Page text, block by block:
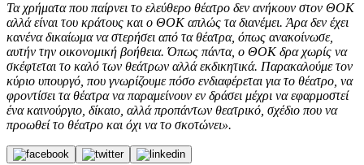
Τα χρήματα που παίρνει το ελεύθερο θέατρο δεν ανήκουν στον ΘΟΚ
αλλά είναι του κράτους και ο ΘΟΚ απλώς τα διανέμει. Άρα δεν έχει
κανένα δικαίωμα να στερήσει από τα θέατρα, όπως ανακοίνωσε,
αυτήν την οικονομική βοήθεια. Όπως πάντα, ο ΘΟΚ δρα χωρίς να
σκέφτεται το καλό των θεάτρων αλλά εκδικητικά. Παρακαλούμε τον
κύριο υπουργό, που γνωρίζουμε πόσο ενδιαφέρεται για το θέατρο, να
φροντίσει τα θέατρα να παραμείνουν εν δράσει μέχρι να εφαρμοστεί
ένα καινούργιο, δίκαιο, αλλά προπάντων θεατρικό, σχέδιο που να
προωθεί το θέατρο και όχι να το σκοτώνει».